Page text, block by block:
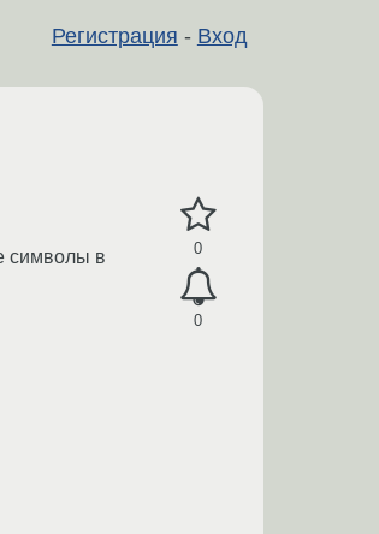
Регистрация - Вход
0
0
символы в